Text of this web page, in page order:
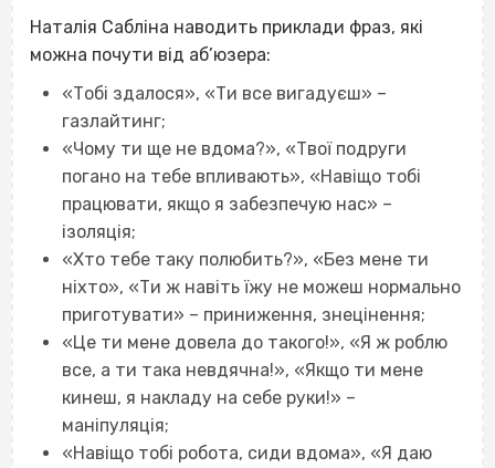
Наталія Сабліна наводить приклади фраз, які
можна почути від аб’юзера:
«Тобі здалося», «Ти все вигадуєш» –
газлайтинг;
«Чому ти ще не вдома?», «Твої подруги
погано на тебе впливають», «Навіщо тобі
працювати, якщо я забезпечую нас» –
ізоляція;
«Хто тебе таку полюбить?», «Без мене ти
ніхто», «Ти ж навіть їжу не можеш нормально
приготувати» – приниження, знецінення;
«Це ти мене довела до такого!», «Я ж роблю
все, а ти така невдячна!», «Якщо ти мене
кинеш, я накладу на себе руки!» –
маніпуляція;
«Навіщо тобі робота, сиди вдома», «Я даю